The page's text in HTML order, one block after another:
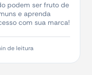
podem ser fruto de
e aprenda
com sua marca!
de leitura